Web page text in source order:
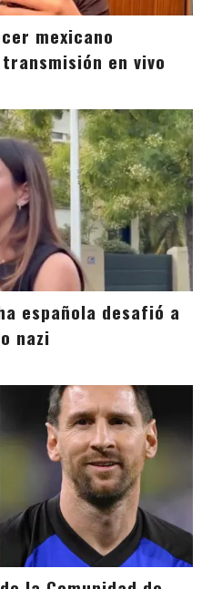
mexicano
en vivo
española desafió a
nazi